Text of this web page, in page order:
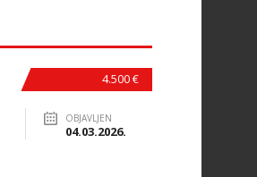
4.500 €
OBJAVLJEN
04.03.2026.